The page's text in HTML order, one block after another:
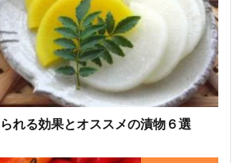
れる効果とオススメの漬物６選